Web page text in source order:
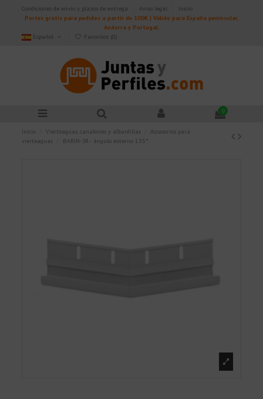
Condiciones de envío y plazos de entrega Aviso legal
Inicio
Portes gratis para pedidos a partir de 100€ | Válido para España peninsular,
Andorra y Portugal.
Español
Favoritos (0)
0
Inicio Vierteaguas, canalones y albardillas
Accesorios para
vierteaguas
BARIN-SR - ángulo externo 135°